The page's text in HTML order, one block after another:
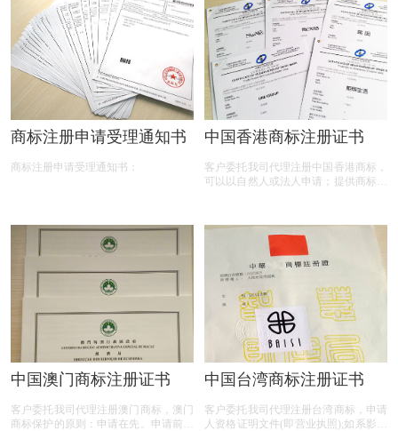
商标注册申请受理通知书
商标注册申请受理通知书：
中国香港商标注册证书
客户委托我司代理注册中国香港商标，
可以以自然人或法人申请；提供商标的
您的商标为彩色，必须指定哪种颜色，
以法人申请，附《营业执照》或有效登
记证明复印件1份； 以自然人申请附个
人身份证明文件1份；
中国澳门商标注册证书
客户委托我司代理注册澳门商标，澳门
商标保护的原则：申请在先。申请前，
中国台湾商标注册证书
客户委托我司代理注册台湾商标，申请
人资格证明文件(即营业执照);如系影印